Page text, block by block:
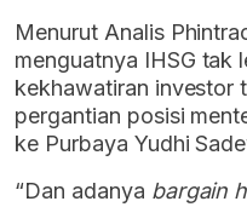
Menurut Analis
menguatnya IHSG tak
kekhawatiran investor
pergantian posisi
ke Purbaya Yudhi
“Dan adanya bargain